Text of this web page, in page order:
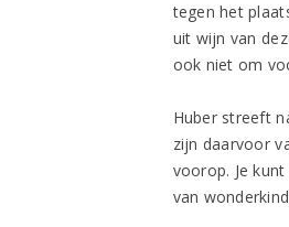
tegen het
uit wijn van
ook niet om
Huber streeft
zijn daarvoor
voorop. Je
van